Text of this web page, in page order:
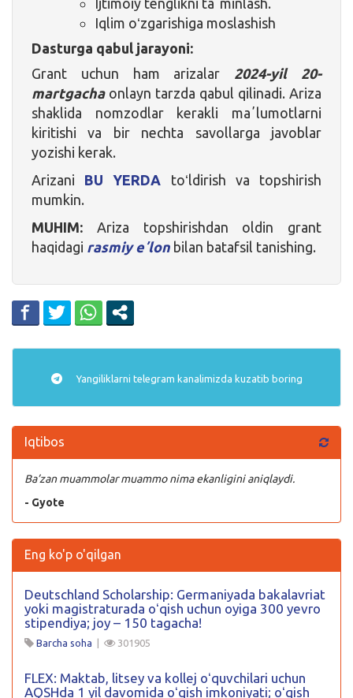
Iqlim oʻzgarishiga moslashish
Dasturga qabul jarayoni:
Grant uchun ham arizalar 2024-yil 20-
martgachaonlayn tarzda qabul qilinadi. Ariza
shaklida nomzodlar kerakli maʼlumotlarni
kiritishi va bir nechta savollarga javoblar
yozishi kerak.
Arizani BU YERDA toʻldirish va topshirish
mumkin.
MUHIM: Ariza topshirishdan oldin grant
haqidagi rasmiy eʼlon bilan batafsil tanishing.
Yangiliklarni telegram kanalimizda kuzatib boring
Iqtibos
Ba’zan muammolar muammo nima ekanligini aniqlaydi.
- Gyote
Eng ko'p o'qilgan
Deutschland Scholarship: Germaniyada bakalavriat
yoki magistraturada oʻqish uchun oyiga 300 yevro
stipendiya; joy – 150 tagacha!
Barcha soha | 301905
FLEX: Maktab, litsey va kollej oʻquvchilari uchun
AQSHda 1 yil davomida oʻqish imkoniyati; oʻqish